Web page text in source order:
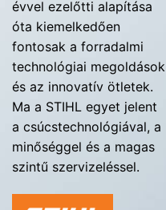
évvel ezelőtti alapítása
óta kiemelkedően
fontosak a forradalmi
technológiai megoldások
és az innovatív ötletek.
Ma a STIHL egyet jelent
a csúcstechnológiával, a
minőséggel és a magas
szintű szervizeléssel.